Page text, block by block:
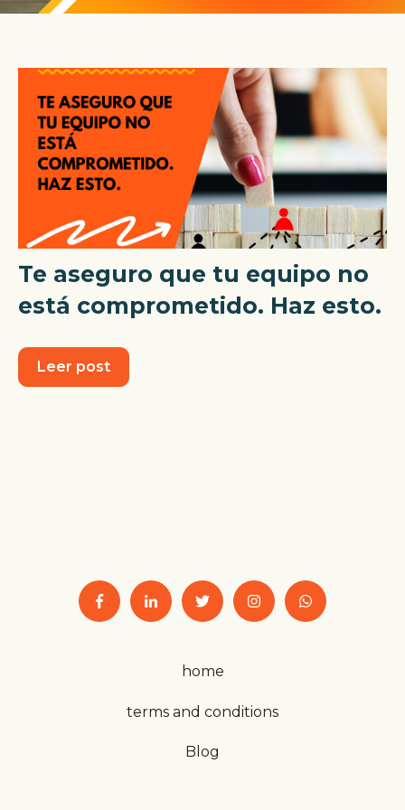
Te aseguro que tu equipo no
está comprometido. Haz esto.
Leer post
home
terms and conditions
Blog